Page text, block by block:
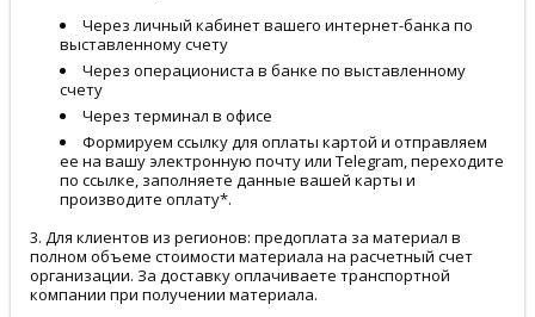
Через личный кабинет вашего интернет-банка по
выставленному счету
Через операциониста в банке по выставленному
счету
Через терминал в офисе
Формируем ссылку для оплаты картой и отправляем
ее на вашу электронную почту или Telegram, переходите
по ссылке, заполняете данные вашей карты и
производите оплату*.
3. Для клиентов из регионов: предоплата за материал в
полном объеме стоимости материала на расчетный счет
организации. За доставку оплачиваете транспортной
компании при получении материала.